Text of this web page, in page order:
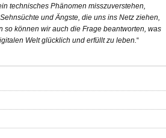
technisches Phänomen misszuverstehen,
und Ängste, die uns ins Netz ziehen,
so können wir auch die Frage beantworten, was
Welt glücklich und erfüllt zu leben.“